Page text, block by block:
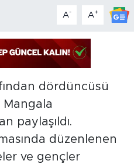
A- A+
dördüncüsü
Mangala
paylaşıldı.
düzenlenen
ve gençler